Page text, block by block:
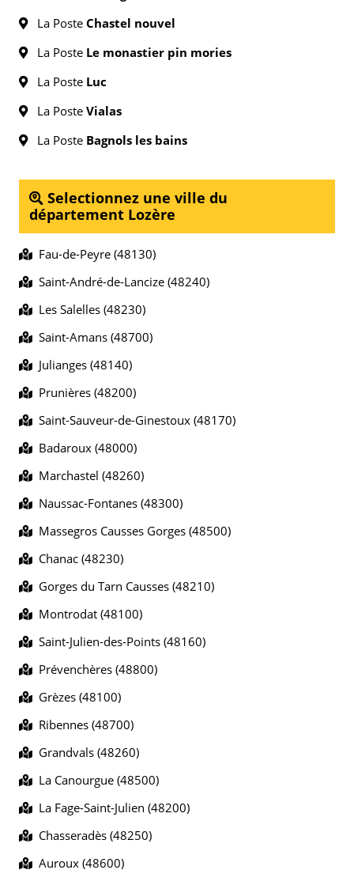
La Poste Chastel nouvel
La Poste Le monastier pin mories
La Poste Luc
La Poste Vialas
La Poste Bagnols les bains
Selectionnez une ville du
département Lozère
Fau-de-Peyre (48130)
Saint-André-de-Lancize (48240)
Les Salelles (48230)
Saint-Amans (48700)
Julianges (48140)
Prunières (48200)
Saint-Sauveur-de-Ginestoux (48170)
Badaroux (48000)
Marchastel (48260)
Naussac-Fontanes (48300)
Massegros Causses Gorges (48500)
Chanac (48230)
Gorges du Tarn Causses (48210)
Montrodat (48100)
Saint-Julien-des-Points (48160)
Prévenchères (48800)
Grèzes (48100)
Ribennes (48700)
Grandvals (48260)
La Canourgue (48500)
La Fage-Saint-Julien (48200)
Chasseradès (48250)
Auroux (48600)